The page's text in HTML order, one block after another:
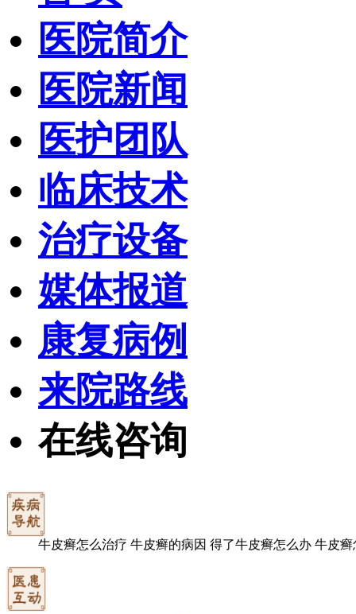
医院简介
医院新闻
医护团队
临床技术
治疗设备
媒体报道
康复病例
来院路线
在线咨询
牛皮癣怎么治疗 牛皮癣的病因 得了牛皮癣怎么办 牛皮癣